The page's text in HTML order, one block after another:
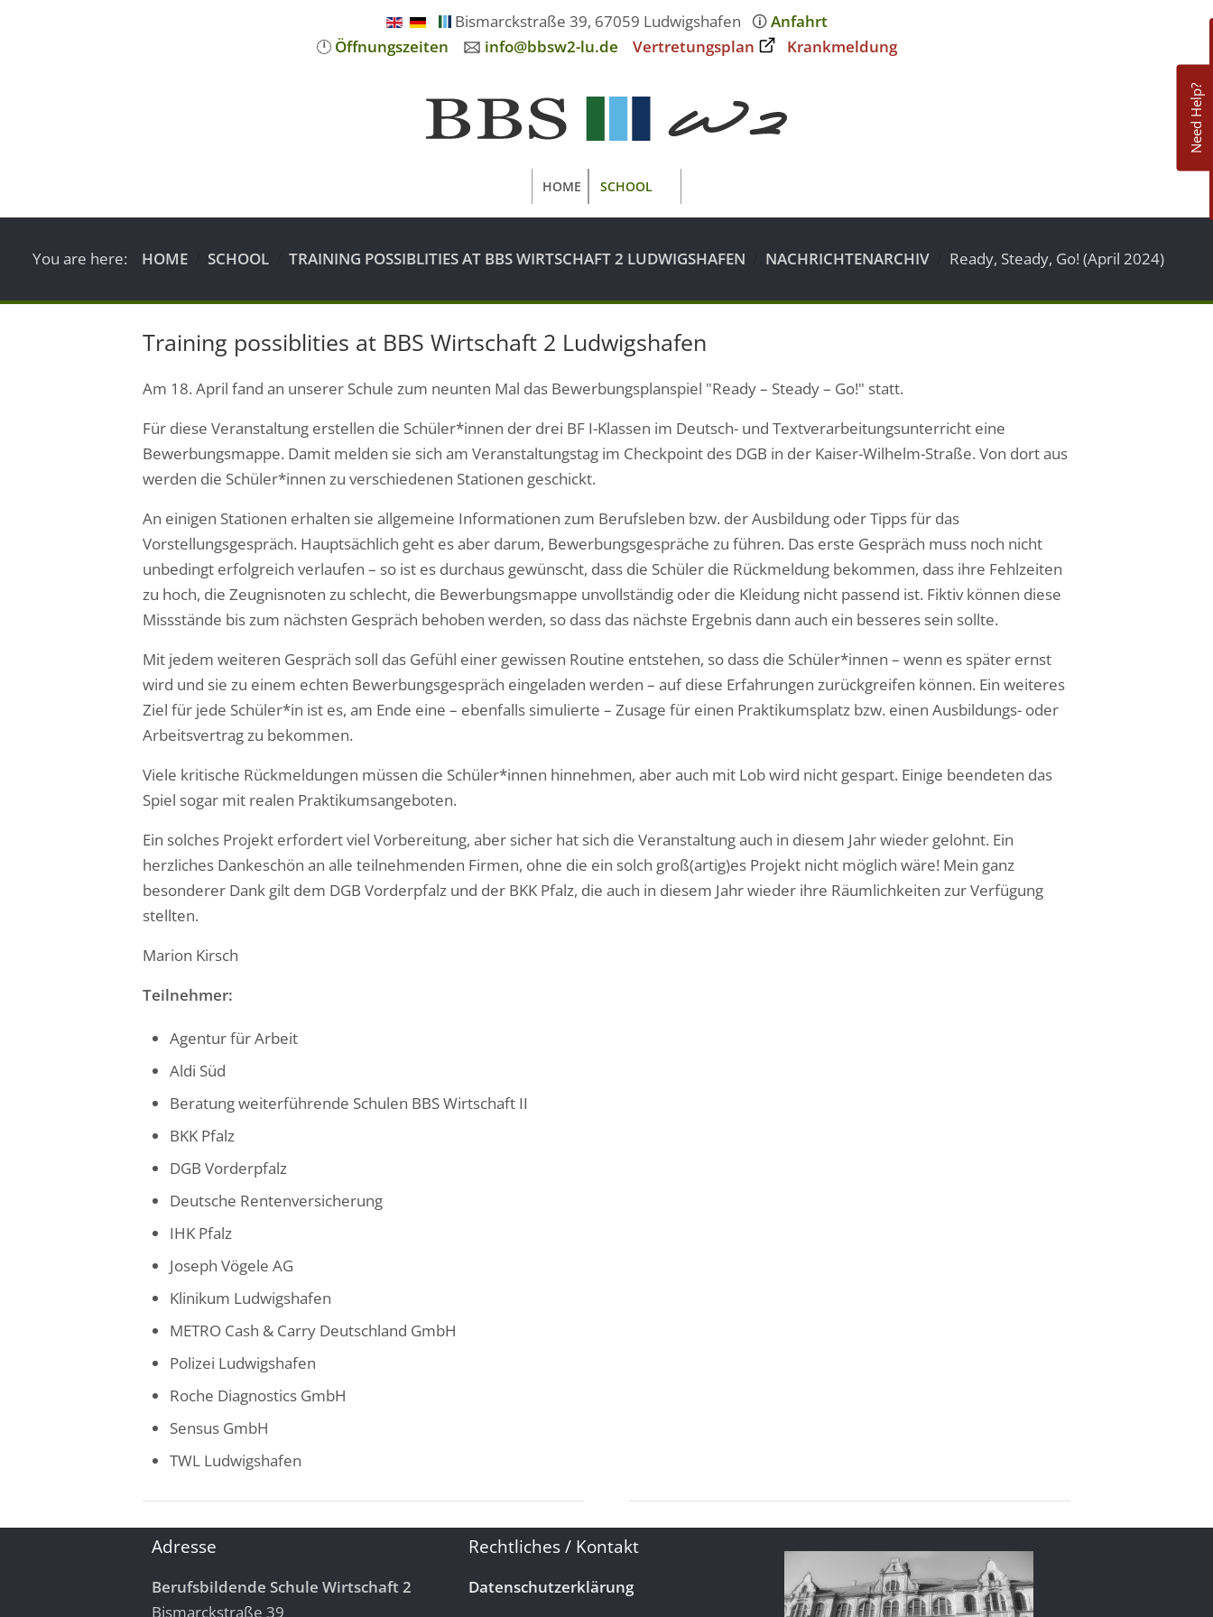
Bismarckstraße 39, 67059 Ludwigshafen 🛈Anfahrt
🕛Öffnungszeiten 🖂 info@bbsw2-lu.de Vertretungsplan Krankmeldung
Need Help?
HOME SCHOOL
You are here: HOME SCHOOL TRAINING POSSIBLITIES AT BBS WIRTSCHAFT 2 LUDWIGSHAFEN NACHRICHTENARCHIV Ready, Steady, Go! (April 2024)
Training possiblities at BBS Wirtschaft 2 Ludwigshafen
Am 18. April fand an unserer Schule zum neunten Mal das Bewerbungsplanspiel "Ready – Steady – Go!" statt.
Für diese Veranstaltung erstellen die Schüler*innen der drei BF I-Klassen im Deutsch- und Textverarbeitungsunterricht eine
Bewerbungsmappe. Damit melden sie sich am Veranstaltungstag im Checkpoint des DGB in der Kaiser-Wilhelm-Straße. Von dort aus
werden die Schüler*innen zu verschiedenen Stationen geschickt.
An einigen Stationen erhalten sie allgemeine Informationen zum Berufsleben bzw. der Ausbildung oder Tipps für das
Vorstellungsgespräch. Hauptsächlich geht es aber darum, Bewerbungsgespräche zu führen. Das erste Gespräch muss noch nicht
unbedingt erfolgreich verlaufen – so ist es durchaus gewünscht, dass die Schüler die Rückmeldung bekommen, dass ihre Fehlzeiten
zu hoch, die Zeugnisnoten zu schlecht, die Bewerbungsmappe unvollständig oder die Kleidung nicht passend ist. Fiktiv können diese
Missstände bis zum nächsten Gespräch behoben werden, so dass das nächste Ergebnis dann auch ein besseres sein sollte.
Mit jedem weiteren Gespräch soll das Gefühl einer gewissen Routine entstehen, so dass die Schüler*innen – wenn es später ernst
wird und sie zu einem echten Bewerbungsgespräch eingeladen werden – auf diese Erfahrungen zurückgreifen können. Ein weiteres
Ziel für jede Schüler*in ist es, am Ende eine – ebenfalls simulierte – Zusage für einen Praktikumsplatz bzw. einen Ausbildungs- oder
Arbeitsvertrag zu bekommen.
Viele kritische Rückmeldungen müssen die Schüler*innen hinnehmen, aber auch mit Lob wird nicht gespart. Einige beendeten das
Spiel sogar mit realen Praktikumsangeboten.
Ein solches Projekt erfordert viel Vorbereitung, aber sicher hat sich die Veranstaltung auch in diesem Jahr wieder gelohnt. Ein
herzliches Dankeschön an alle teilnehmenden Firmen, ohne die ein solch groß(artig)es Projekt nicht möglich wäre! Mein ganz
besonderer Dank gilt dem DGB Vorderpfalz und der BKK Pfalz, die auch in diesem Jahr wieder ihre Räumlichkeiten zur Verfügung
stellten.
Marion Kirsch
Teilnehmer:
Agentur für Arbeit
Aldi Süd
Beratung weiterführende Schulen BBS Wirtschaft II
BKK Pfalz
DGB Vorderpfalz
Deutsche Rentenversicherung
IHK Pfalz
Joseph Vögele AG
Klinikum Ludwigshafen
METRO Cash & Carry Deutschland GmbH
Polizei Ludwigshafen
Roche Diagnostics GmbH
Sensus GmbH
TWL Ludwigshafen
Adresse
Berufsbildende Schule Wirtschaft 2
Bismarckstraße 39
Rechtliches / Kontakt
Datenschutzerklärung